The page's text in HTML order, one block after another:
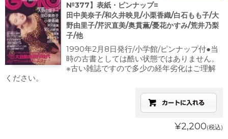
№377】表紙・ピンナップ=
田中美奈子/和久井映見/小栗香織/白石もも子/大
野由里子/芹沢直美/奥貫薫/憂花かすみ/荒井乃梨
子/他
1990年2月8日発行/小学館/ピンナップ付●当
時の古書としては酷い状態ではありません。
※古い雑誌ですので多少の経年劣化はご理解
ください。
¥2,200(税込)